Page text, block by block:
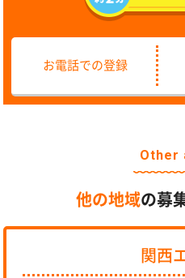
お電話での登録
Other
他の地域の募
関西